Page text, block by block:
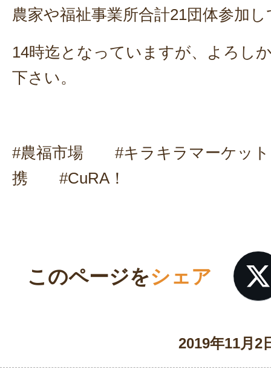
農家や福祉事業所合計21団体参加
14時迄となっていますが、よろし
下さい。
#農福市場 #キラキラマーケッ
携 #CuRA！
このページをシェア
2019年11月2